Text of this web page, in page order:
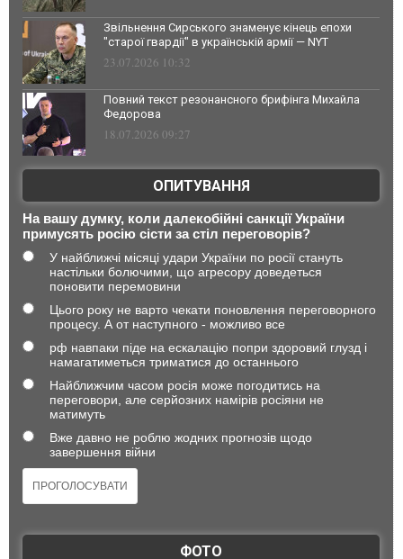
Звільнення Сирського знаменує кінець епохи
"старої гвардії" в українській армії — NYT
23.07.2026 10:32
Повний текст резонансного брифінга Михайла
Федорова
18.07.2026 09:27
ОПИТУВАННЯ
На вашу думку, коли далекобійні санкції України
примусять росію сісти за стіл переговорів?
У найближчі місяці удари України по росії стануть
настільки болючими, що агресору доведеться
поновити перемовини
Цього року не варто чекати поновлення переговорного
процесу. А от наступного - можливо все
рф навпаки піде на ескалацію попри здоровий глузд і
намагатиметься триматися до останнього
Найближчим часом росія може погодитись на
переговори, але серйозних намірів росіяни не
матимуть
Вже давно не роблю жодних прогнозів щодо
завершення війни
ФОТО